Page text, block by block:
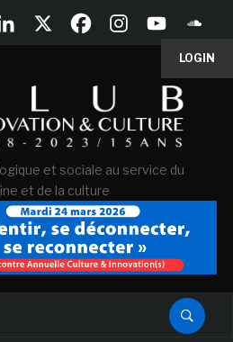
LOGIN
et sociale au service du
et de la culture